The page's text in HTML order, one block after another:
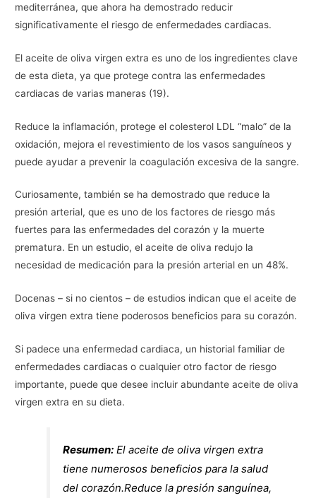
mediterránea, que ahora ha demostrado reducir
significativamente el riesgo de enfermedades cardiacas.
El aceite de oliva virgen extra es uno de los ingredientes clave
de esta dieta, ya que protege contra las enfermedades
cardiacas de varias maneras (19).
Reduce la inflamación, protege el colesterol LDL “malo” de la
oxidación, mejora el revestimiento de los vasos sanguíneos y
puede ayudar a prevenir la coagulación excesiva de la sangre.
Curiosamente, también se ha demostrado que reduce la
presión arterial, que es uno de los factores de riesgo más
fuertes para las enfermedades del corazón y la muerte
prematura. En un estudio, el aceite de oliva redujo la
necesidad de medicación para la presión arterial en un 48%.
Docenas – si no cientos – de estudios indican que el aceite de
oliva virgen extra tiene poderosos beneficios para su corazón.
Si padece una enfermedad cardiaca, un historial familiar de
enfermedades cardiacas o cualquier otro factor de riesgo
importante, puede que desee incluir abundante aceite de oliva
virgen extra en su dieta.
Resumen: El aceite de oliva virgen extra
tiene numerosos beneficios para la salud
del corazón.Reduce la presión sanguínea,